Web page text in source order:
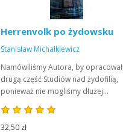
Herrenvolk po żydowsku
Stanisław Michalkiewicz
Namówiliśmy Autora, by opracował
drugą część Studiów nad żydofilią,
ponieważ nie mogliśmy dłużej…
32,50 zł